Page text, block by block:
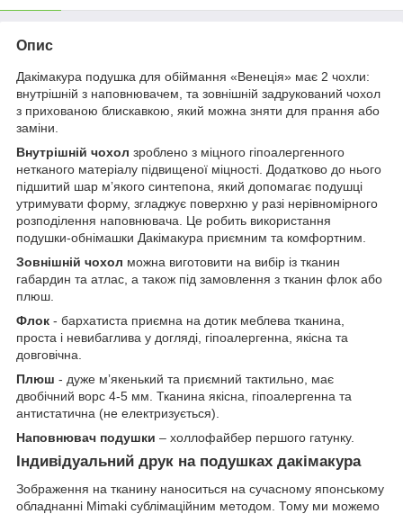
Опис
Дакімакура подушка для обіймання «Венеція» має 2 чохли:
внутрішній з наповнювачем, та зовнішній задрукований чохол
з прихованою блискавкою, який можна зняти для прання або
заміни.
Внутрішній чохол зроблено з міцного гіпоалергенного
нетканого матеріалу підвищеної міцності. Додатково до нього
підшитий шар мʼякого синтепона, який допомагає подушці
утримувати форму, згладжує поверхню у разі нерівномірного
розподілення наповнювача. Це робить використання
подушки-обнімашки Дакімакура приємним та комфортним.
Зовнішній чохол можна виготовити на вибір із тканин
габардин та атлас, а також під замовлення з тканин флок або
плюш.
Флок - бархатиста приємна на дотик меблева тканина,
проста і невибаглива у догляді, гіпоалергенна, якісна та
довговічна.
Плюш - дуже мʼякенький та приємний тактильно, має
двобічний ворс 4-5 мм. Тканина якісна, гіпоалергенна та
антистатична (не електризується).
Наповнювач подушки – холлофайбер першого гатунку.
Індивідуальний друк на подушках дакімакура
Зображення на тканину наноситься на сучасному японському
обладнанні Mimaki сублімаційним методом. Тому ми можемо